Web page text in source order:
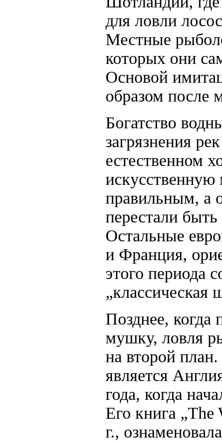
для ловли
Местные
которых они
Основой
образом после
Богатство
загрязнения
естественном
искусственную
правильным, а
перестали
Остальные
и Франция,
этого периода
„классическая
Позднее, когда
мушку, ловля
на второй
является
года, когда
Его книга
г.,